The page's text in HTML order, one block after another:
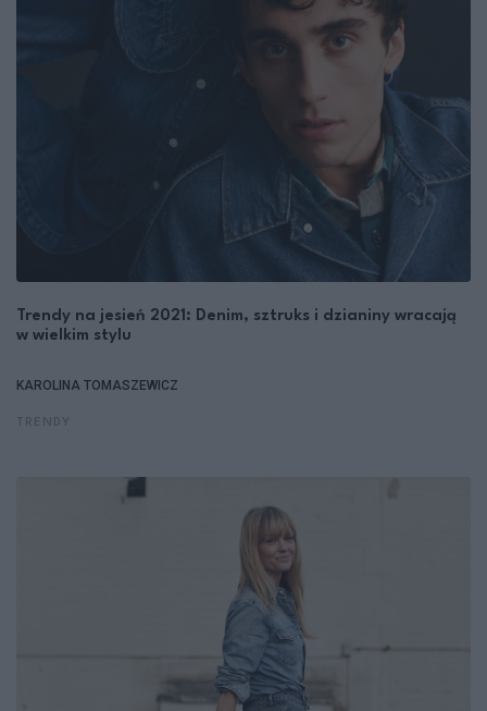
Trendy na jesień 2021: Denim, sztruks i dzianiny wracają
w wielkim stylu
KAROLINA TOMASZEWICZ